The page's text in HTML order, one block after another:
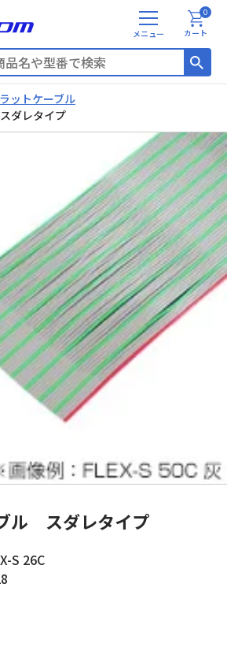
メ
ニ
カート
0
ットケーブル
ダレタイプ
ル スダレタイプ
S 26C